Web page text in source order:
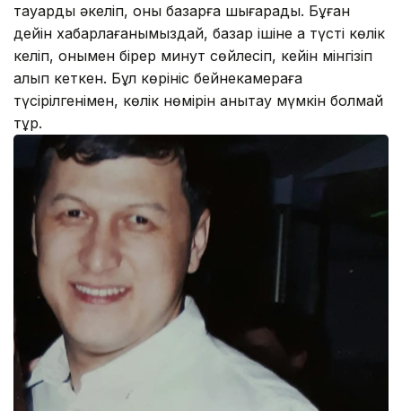
тауарды әкеліп, оны базарға шығарады. Бұған
дейін хабарлағанымыздай, базар ішіне ақ түсті көлік
келіп, онымен бірер минут сөйлесіп, кейін мінгізіп
алып кеткен. Бұл көрініс бейнекамераға
түсірілгенімен, көлік нөмірін анықтау мүмкін болмай
тұр.